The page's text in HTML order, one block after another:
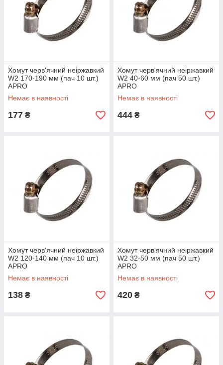
Хомут черв'ячний неіржавкий
W2 170-190 мм (пач 10 шт.)
APRO
Немає в наявності
177 ₴
Хомут черв'ячний неіржавкий
W2 40-60 мм (пач 50 шт.)
APRO
Немає в наявності
444 ₴
Хомут черв'ячний неіржавкий
W2 120-140 мм (пач 10 шт.)
APRO
Немає в наявності
138 ₴
Хомут черв'ячний неіржавкий
W2 32-50 мм (пач 50 шт.)
APRO
Немає в наявності
420 ₴